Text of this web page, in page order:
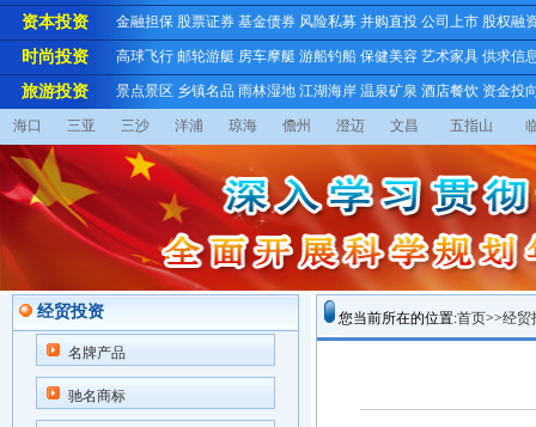
资本投资 金融担保 股票证券 基金债券 风险私募 并购直投 公司上市 股权融
时尚投资 高球飞行 邮轮游艇 房车摩艇 游船钓船 保健美容 艺术家具 供求信
旅游投资 景点景区 乡镇名品 雨林湿地 江湖海岸 温泉矿泉 酒店餐饮 资金投
海口 三亚 三沙 洋浦 琼海 儋州 澄迈 文昌 五指山
经贸投资
名牌产品
驰名商标
您当前所在的位置:首页>>经贸